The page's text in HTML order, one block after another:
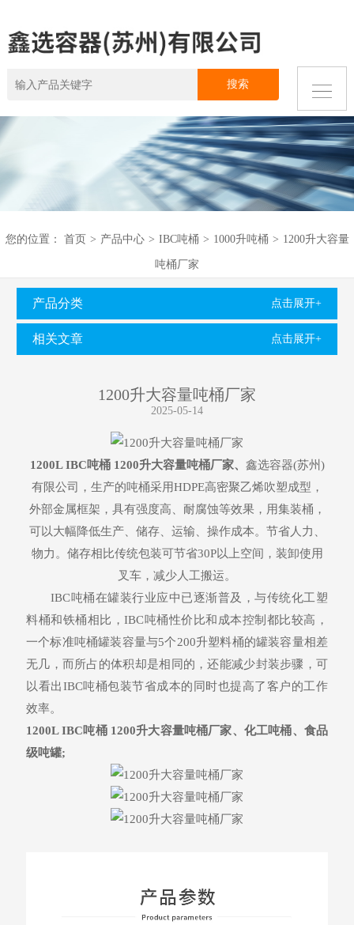
您的位置： 首页 > 产品中心 > IBC吨桶 > 1000升吨桶 > 1200升大容量
吨桶厂家
产品分类 点击展开+
相关文章 点击展开+
1200升大容量吨桶厂家
2025-05-14
1200L IBC吨桶 1200升大容量吨桶厂家、 鑫选容器(苏州)
有限公司，生产的吨桶采用HDPE高密聚乙烯吹塑成型，
外部金属框架，具有强度高、耐腐蚀等效果，用集装桶，
可以大幅降低生产、储存、运输、操作成本。节省人力、
物力。储存相比传统包装可节省30P以上空间，装卸使用
叉车，减少人工搬运。
IBC吨桶在罐装行业应中已逐渐普及，与传统化工塑
料桶和铁桶相比，IBC吨桶性价比和成本控制都比较高，
一个标准吨桶罐装容量与5个200升塑料桶的罐装容量相差
无几，而所占的体积却是相同的，还能减少封装步骤，可
以看出IBC吨桶包装节省成本的同时也提高了客户的工作
效率。
1200L IBC吨桶 1200升大容量吨桶厂家、化工吨桶、食品
级吨罐;